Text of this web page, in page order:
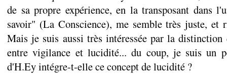
de sa propre expérience, en la transposant dans
savoir" (La Conscience), me semble très juste, et
Mais je suis aussi très intéressée par la distinction
entre vigilance et lucidité... du coup, je suis un
d'H.Ey intégre-t-elle ce concept de lucidité ?